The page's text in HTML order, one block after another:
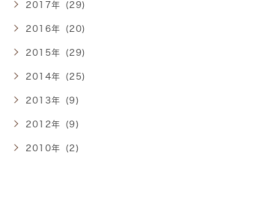
2017年 (29)
2016年 (20)
2015年 (29)
2014年 (25)
2013年 (9)
2012年 (9)
2010年 (2)